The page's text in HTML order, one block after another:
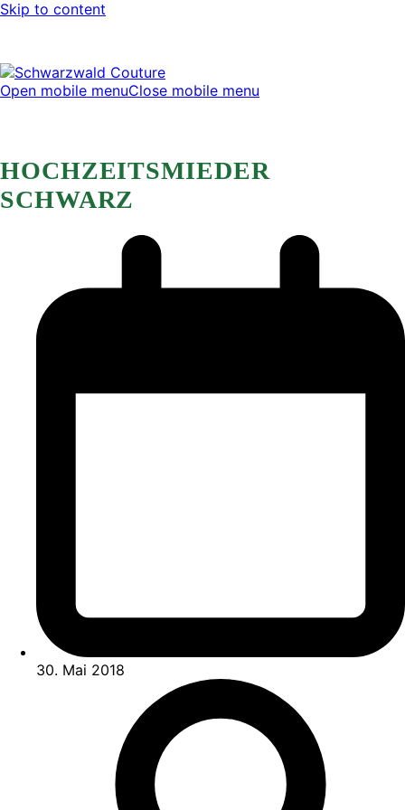
Skip to content
Open mobile menuClose mobile menu
HOCHZEITSMIEDER
SCHWARZ
30. Mai 2018